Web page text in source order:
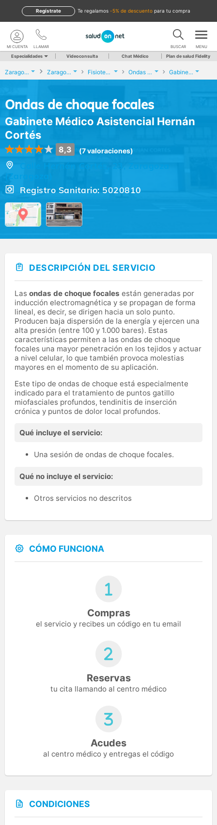
te regalamos -5% de descuento para tu compra
Regístrate
LLAMAR
MI CUENTA BUSCAR MENU
Especialidades Videoconsulta Chat Médico Plan de salud Fidelity
Zaragoza Zaragoza Fisioterapia Ondas de choque focales Gabinete Médico Asistencial Hernán Cortés
Ondas de choque focales
Gabinete Médico Asistencial Hernán
Cortés
8,3 (7 valoraciones)
(Zaragoza)
Registro Sanitario: 5020810
DESCRIPCIÓN DEL SERVICIO
Las ondas de choque focales están generadas por
inducción electromagnética y se propagan de forma
lineal, es decir, se dirigen hacia un solo punto.
Producen baja dispersión de la energía y ejercen una
alta presión (entre 100 y 1.000 bares). Estas
características permiten a las ondas de choque
focales una mayor penetración en los tejidos y actuar
a nivel celular, lo que también provoca molestias
mayores en el momento de su aplicación.
Este tipo de ondas de choque está especialmente
indicado para el tratamiento de puntos gatillo
miofasciales profundos, tendinitis de inserción
crónica y puntos de dolor local profundos.
Qué incluye el servicio:
Una sesión de ondas de choque focales.
Qué no incluye el servicio:
Otros servicios no descritos
CÓMO FUNCIONA
Compras
el servicio y recibes un código en tu email
Reservas
tu cita llamando al centro médico
Acudes
al centro médico y entregas el código
CONDICIONES